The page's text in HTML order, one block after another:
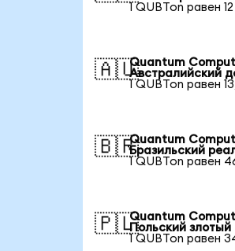
1 QUBTon равен
🇦🇺Quantum
Австралийский
1 QUBTon равен
🇧🇷Quantum
Бразильский
1 QUBTon равен
🇵🇱Quantum
Польский злотый
1 QUBTon равен